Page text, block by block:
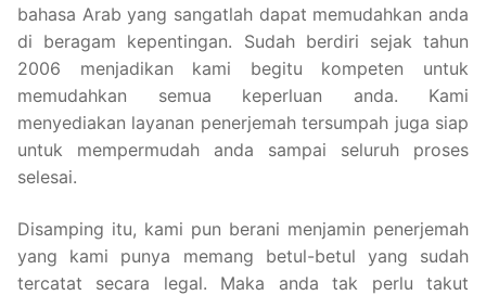
bahasa Arab yang sangatlah dapat memudahkan anda
di beragam kepentingan. Sudah berdiri sejak tahun
2006 menjadikan kami begitu kompeten untuk
memudahkan semua keperluan anda. Kami
menyediakan layanan penerjemah tersumpah juga siap
untuk mempermudah anda sampai seluruh proses
selesai.
Disamping itu, kami pun berani menjamin penerjemah
yang kami punya memang betul-betul yang sudah
tercatat secara legal. Maka anda tak perlu takut